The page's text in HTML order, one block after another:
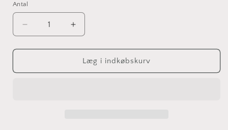
Antal
Reducer
antallet
for
kt.
Øg
antallet
for
kt.
Læg i indkøbskurv